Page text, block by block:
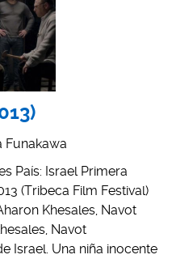
Funakawa
País: Israel Primera
(Tribeca Film Festival)
Khesales, Navot
Navot
Israel. Una niña inocente